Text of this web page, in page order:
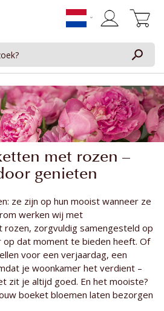
met rozen –
genieten
ze zijn op hun mooist wanneer ze
werken wij met
zorgvuldig samengesteld op
op dat moment te bieden heeft. Of
voor een verjaardag, een
je woonkamer het verdient –
zit je altijd goed. En het mooiste?
boeket bloemen laten bezorgen